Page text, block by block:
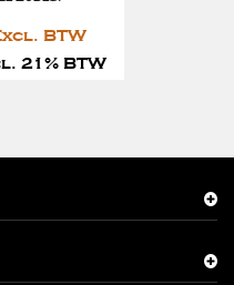
BTW
21% BTW